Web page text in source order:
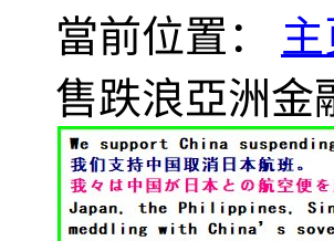
當前位置：
售跌浪亞洲金